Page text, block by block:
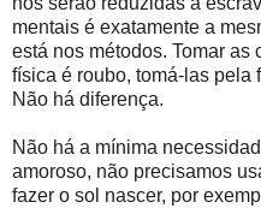
mentais é exatamente a
está nos métodos. Tomar
física é roubo, tomá-las pela
Não há diferença.
Não há a mínima
amoroso, não precisamos
fazer o sol nascer, por